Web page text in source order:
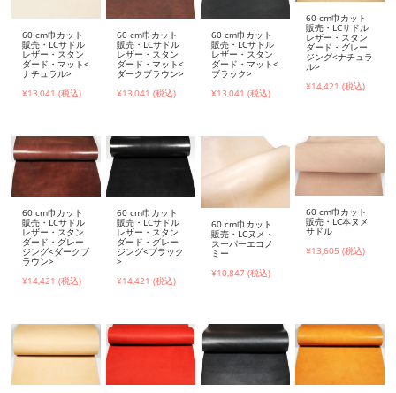
60 cm巾カット
販売・LCサドル
レザー・スタン
ダード・マット<
ナチュラル>
¥13,041 (税込)
60 cm巾カット
販売・LCサドル
レザー・スタン
ダード・マット<
ダークブラウン>
¥13,041 (税込)
60 cm巾カット
販売・LCサドル
レザー・スタン
ダード・マット<
ブラック>
¥13,041 (税込)
60 cm巾カット
販売・LCサドル
レザー・スタン
ダード・グレー
ジング<ナチュラ
ル>
¥14,421 (税込)
60 cm巾カット
販売・LCサドル
レザー・スタン
ダード・グレー
ジング<ダークブ
ラウン>
¥14,421 (税込)
60 cm巾カット
販売・LCサドル
レザー・スタン
ダード・グレー
ジング<ブラック
>
¥14,421 (税込)
60 cm巾カット
販売・LCヌメ・
スーパーエコノ
ミー
¥10,847 (税込)
60 cm巾カット
販売・LC本ヌメ
サドル
¥13,605 (税込)